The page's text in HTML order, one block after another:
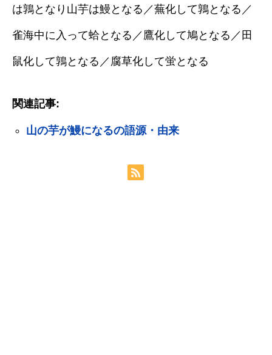
は鶉となり山芋は鰻となる／蕪化して鶉となる／
雀海中に入って蛤となる／鷹化して鳩となる／田
鼠化して鶉となる／腐草化して蛍となる
関連記事:
山の芋が鰻になるの語源・由来